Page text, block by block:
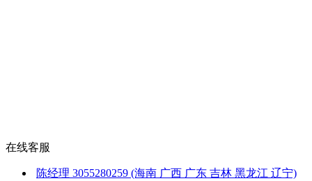
在线客服
陈经理 3055280259 (海南 广西 广东 吉林 黑龙江 辽宁)